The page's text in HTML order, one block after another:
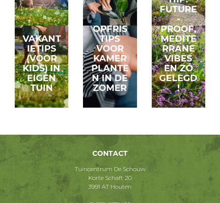
VAKANT
IETIPS
(VOOR
KIDS) IN
EIGEN
TUIN
OPFRIS
TIPS
VOOR
KAMER
PLANTE
N IN DE
ZOMER
FUTURE
-
PROOF,
MEDITE
RRANE
VIBES
EN ZÓ
GELEGD
!
CONTACT
Tuincentrum De Schouw
Korte Schaft 20
3991 AT Houten